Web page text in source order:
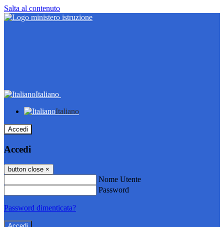
Salta al contenuto
Italiano
Italiano
Accedi
Accedi
button close ×
Nome Utente
Password
Password dimenticata?